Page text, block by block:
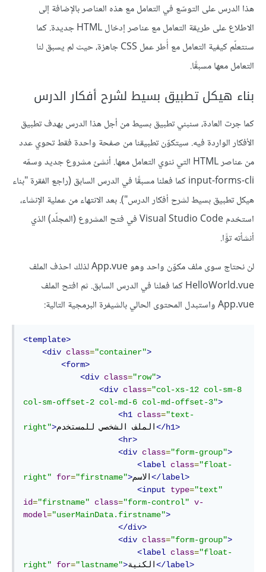
هذا الدرس على التوسّع في التعامل مع هذه العناصر بالإضافة إلى
الاطلاع على طريقة التعامل مع عناصر إدخال HTML جديدة. كما
سنتعلّم كيفية التعامل مع أُطر عمل CSS جاهزة، حيث لم يسبق لنا
التعامل معها مسبقًا.
بناء هيكل تطبيق بسيط لشرح أفكار الدرس
كما جرت العادة، سنبني تطبيق بسيط من أجل هذا الدرس بهدف تطبيق
الأفكار الواردة فيه. سيتكوّن تطبيقنا من صفحة واحدة فقط تحوي عدد
من عناصر HTML التي ننوي التعامل معها. أنشئ مشروع جديد وسمّه
input-forms-cli كما فعلنا مسبقًا في الدرس السابق (راجع الفقرة "بناء
هيكل تطبيق بسيط لشرح أفكار الدرس"). بعد الانتهاء من عملية الإنشاء،
استخدم Visual Studio Code في فتح المشروع (المجلّد) الذي
أنشأته توًّا.
لن نحتاج سوى ملف مكوّن واحد وهو App.vue لذلك احذف الملف
HelloWorld.vue كما فعلنا في الدرس السابق. ثم افتح الملف
App.vue واستبدل المحتوى الحالي بالشيفرة البرمجية التالية:
<template>
<div class="container">
<form>
<div class="row">
<div class="col-xs-12 col-sm-8
col-sm-offset-2 col-md-6 col-md-offset-3">
<h1 class="text-
right">الملف الشخصي للمستخدم </h1>
<hr>
<div class="form-group">
<label class="float-
right"
for="firstname">الاسم </label>
<input
type="text"
id="firstname" class="form-control" v-
model="userMainData.firstname">
</div>
<div class="form-group">
<label class="float-
right"
for="lastname">الكنية </label>